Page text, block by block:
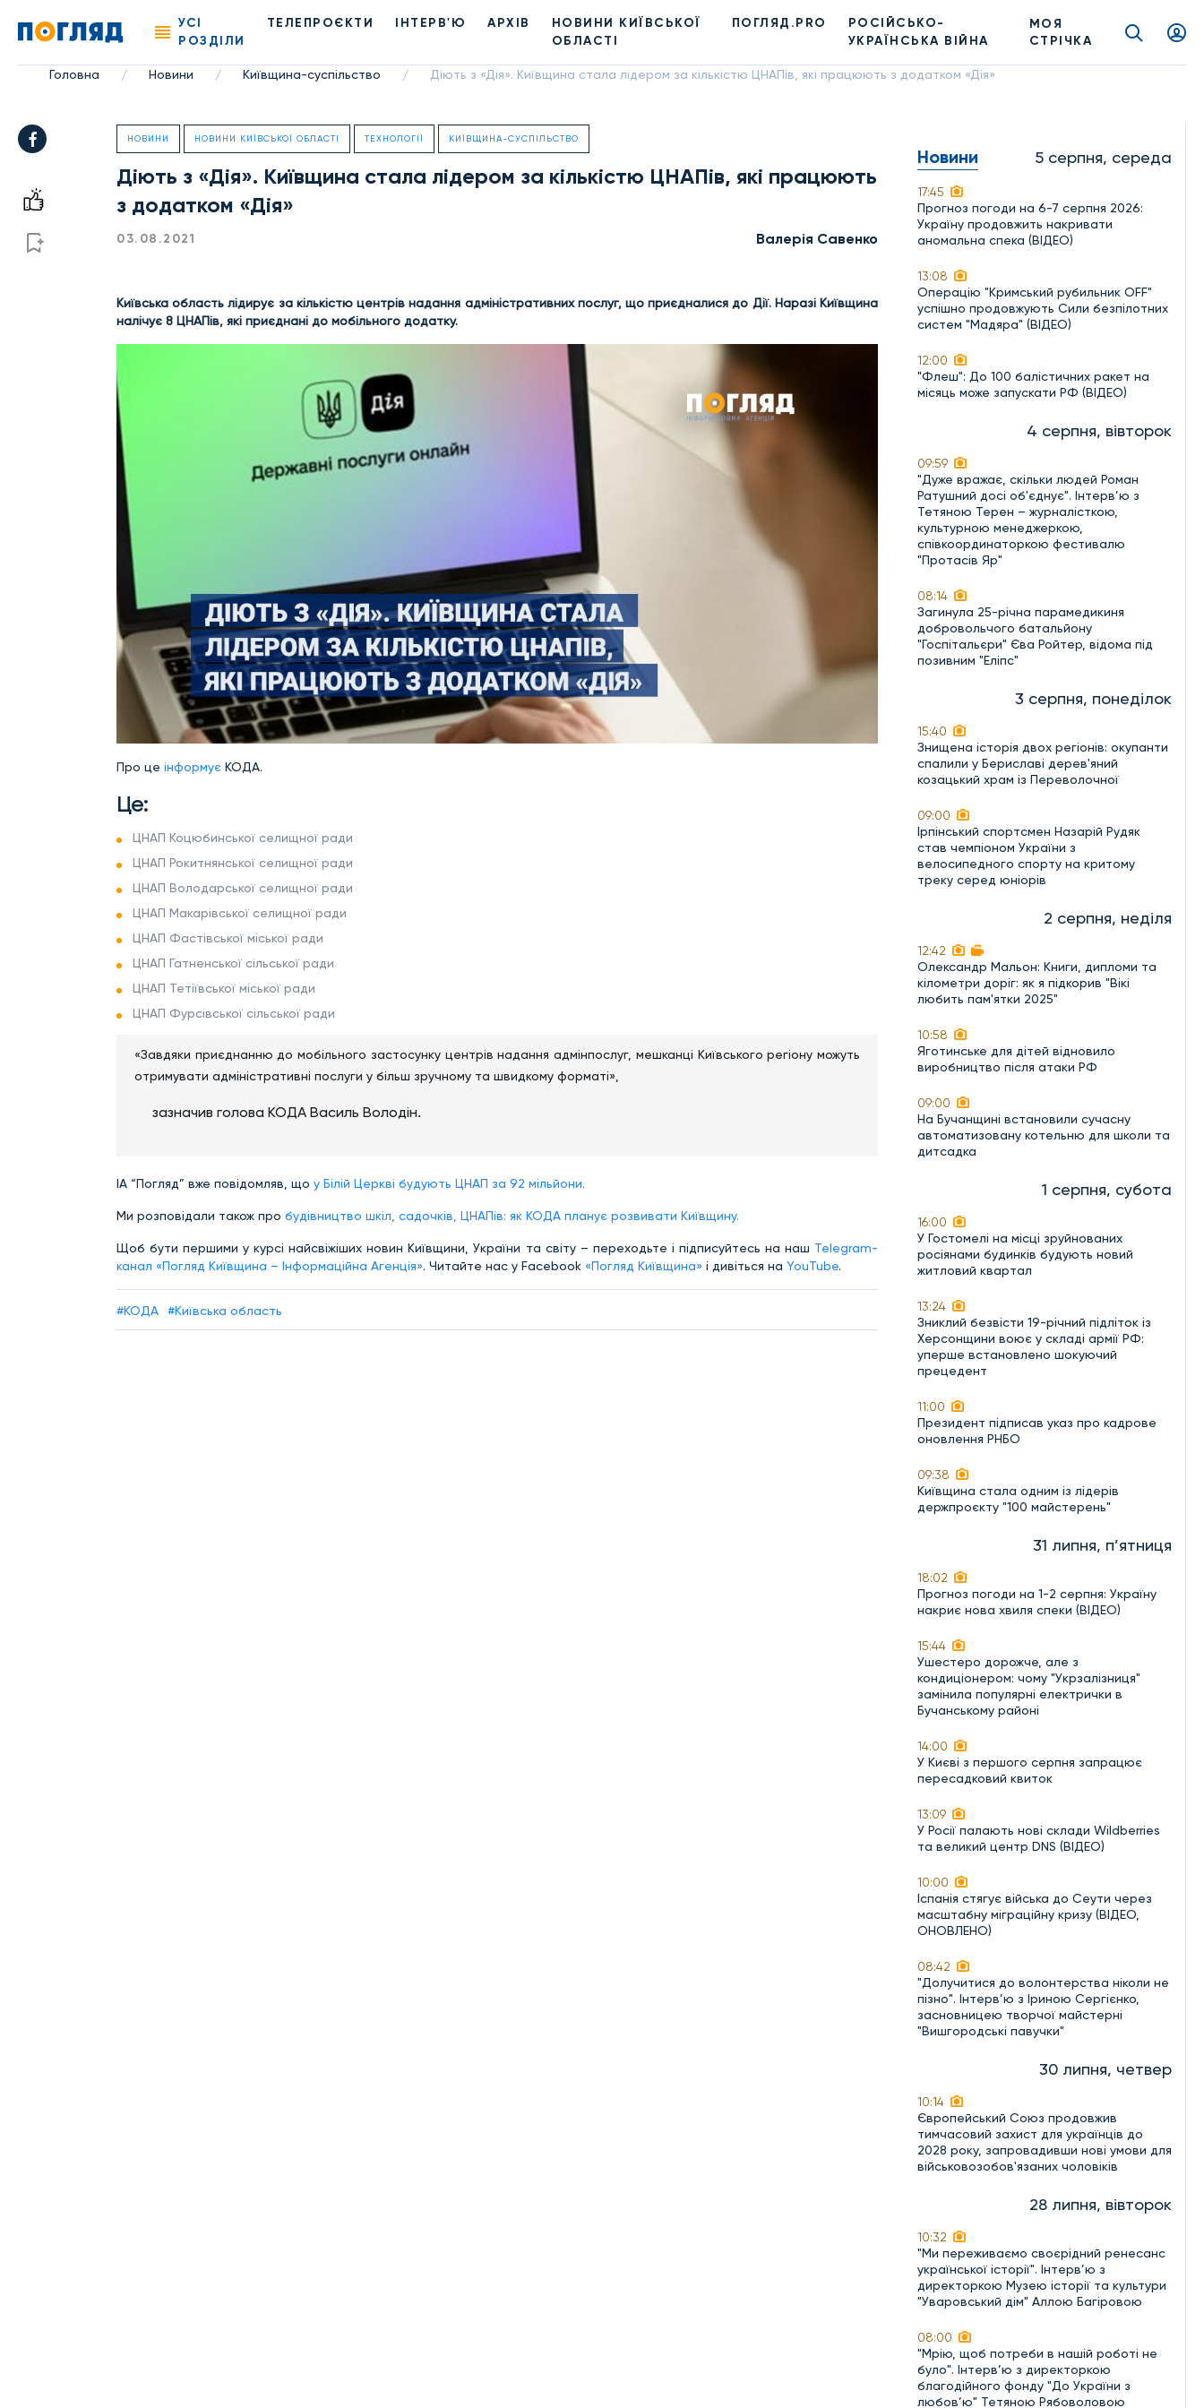
УСІ
РОЗДІЛИ
ТЕЛЕПРОЄКТИ ІНТЕРВ'Ю АРХІВ
НОВИНИ КИЇВСЬКОЇ
ОБЛАСТІ
ПОГЛЯД.PRO
РОСІЙСЬКО-
УКРАЇНСЬКА ВІЙНА
МОЯ
СТРІЧКА
Головна / Новини / Київщина-суспільство / Діють з «Дія». Київщина стала лідером за кількістю ЦНАПів, які працюють з додатком «Дія»
НОВИНИ НОВИНИ КИЇВСЬКОЇ ОБЛАСТІ ТЕХНОЛОГІЇ КИЇВЩИНА-СУСПІЛЬСТВО
Діють з «Дія». Київщина стала лідером за кількістю ЦНАПів, які працюють
з додатком «Дія»
03.08.2021 Валерія Савенко
Київська область лідирує за кількістю центрів надання адміністративних послуг, що приєдналися до Дії. Наразі Київщина
налічує 8 ЦНАПів, які приєднані до мобільного додатку.
Про це інформує КОДА.
Це:
ЦНАП Коцюбинської селищної ради
ЦНАП Рокитнянської селищної ради
ЦНАП Володарської селищної ради
ЦНАП Макарівської селищної ради
ЦНАП Фастівської міської ради
ЦНАП Гатненської сільської ради
ЦНАП Тетіївської міської ради
ЦНАП Фурсівської сільської ради
«Завдяки приєднанню до мобільного застосунку центрів надання адмінпослуг, мешканці Київського регіону можуть
отримувати адміністративні послуги у більш зручному та швидкому форматі»,
зазначив голова КОДА Василь Володін.
ІА “Погляд” вже повідомляв, що у Білій Церкві будують ЦНАП за 92 мільйони.
Ми розповідали також про будівництво шкіл, садочків, ЦНАПів: як КОДА планує розвивати Київщину.
Щоб бути першими у курсі найсвіжіших новин Київщини, України та світу – переходьте і підписуйтесь на наш Telegram-
канал «Погляд Київщина – Інформаційна Агенція». Читайте нас у Facebook «Погляд Київщина» і дивіться на YouTube.
#КОДА #Київська область
Новини 5 серпня, середа
17:45
Прогноз погоди на 6-7 серпня 2026:
Україну продовжить накривати
аномальна спека (ВІДЕО)
13:08
Операцію "Кримський рубильник OFF"
успішно продовжують Сили безпілотних
систем "Мадяра" (ВІДЕО)
12:00
"Флеш": До 100 балістичних ракет на
місяць може запускати РФ (ВІДЕО)
4 серпня, вівторок
09:59
"Дуже вражає, скільки людей Роман
Ратушний досі об'єднує". Інтерв’ю з
Тетяною Терен – журналісткою,
культурною менеджеркою,
співкоординаторкою фестивалю
"Протасів Яр"
08:14
Загинула 25-річна парамедикиня
добровольчого батальйону
"Госпітальєри" Єва Ройтер, відома під
позивним "Еліпс"
3 серпня, понеділок
15:40
Знищена історія двох регіонів: окупанти
спалили у Бериславі дерев'яний
козацький храм із Переволочної
09:00
Ірпінський спортсмен Назарій Рудяк
став чемпіоном України з
велосипедного спорту на критому
треку серед юніорів
2 серпня, неділя
12:42
Олександр Мальон: Книги, дипломи та
кілометри доріг: як я підкорив "Вікі
любить пам'ятки 2025"
10:58
Яготинське для дітей відновило
виробництво після атаки РФ
09:00
На Бучанщині встановили сучасну
автоматизовану котельню для школи та
дитсадка
1 серпня, субота
16:00
У Гостомелі на місці зруйнованих
росіянами будинків будують новий
житловий квартал
13:24
Зниклий безвісти 19-річний підліток із
Херсонщини воює у складі армії РФ:
уперше встановлено шокуючий
прецедент
11:00
Президент підписав указ про кадрове
оновлення РНБО
09:38
Київщина стала одним із лідерів
держпроєкту "100 майстерень"
31 липня, п’ятниця
18:02
Прогноз погоди на 1-2 серпня: Україну
накриє нова хвиля спеки (ВІДЕО)
15:44
Ушестеро дорожче, але з
кондиціонером: чому "Укрзалізниця"
замінила популярні електрички в
Бучанському районі
14:00
У Києві з першого серпня запрацює
пересадковий квиток
13:09
У Росії палають нові склади Wildberries
та великий центр DNS (ВІДЕО)
10:00
Іспанія стягує війська до Сеути через
масштабну міграційну кризу (ВІДЕО,
ОНОВЛЕНО)
08:42
"Долучитися до волонтерства ніколи не
пізно". Інтерв’ю з Іриною Сергієнко,
засновницею творчої майстерні
"Вишгородські павучки"
30 липня, четвер
10:14
Європейський Союз продовжив
тимчасовий захист для українців до
2028 року, запровадивши нові умови для
військовозобов'язаних чоловіків
28 липня, вівторок
10:32
"Ми переживаємо своєрідний ренесанс
української історії". Інтерв’ю з
директоркою Музею історії та культури
"Уваровський дім" Аллою Багіровою
08:00
"Мрію, щоб потреби в нашій роботі не
було". Інтерв’ю з директоркою
благодійного фонду "До України з
любов’ю" Тетяною Рябоволовою